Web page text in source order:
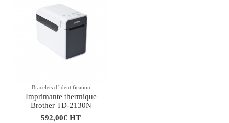
Bracelets dʼidentification
Imprimante thermique
Brother TD-2130N
592,00€ HT